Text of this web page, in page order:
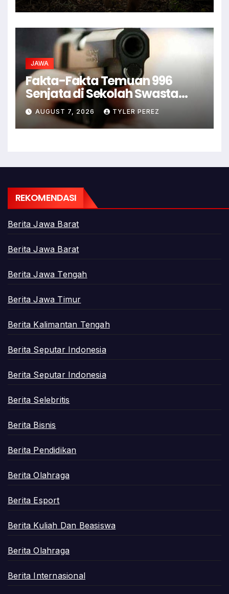
JAWA
Fakta-Fakta Temuan 996
Senjata di Sekolah Swasta
Jaksel
AUGUST 7, 2026 TYLER PEREZ
REKOMENDASI
Berita Jawa Barat
Berita Jawa Barat
Berita Jawa Tengah
Berita Jawa Timur
Berita Kalimantan Tengah
Berita Seputar Indonesia
Berita Seputar Indonesia
Berita Selebritis
Berita Bisnis
Berita Pendidikan
Berita Olahraga
Berita Esport
Berita Kuliah Dan Beasiswa
Berita Olahraga
Berita Internasional